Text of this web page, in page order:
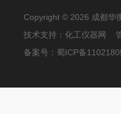
Copyright © 2026 成都华
技术支持：化工仪器网
备案号：蜀ICP备